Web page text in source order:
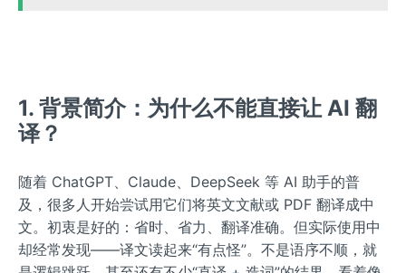
1. 背景简介：为什么不能直接让 AI 翻
译？
随着 ChatGPT、Claude、DeepSeek 等 AI 助手的普
及，很多人开始尝试用它们将英文文献或 PDF 翻译成中
文。初衷是好的：省时、省力、翻译准确。但实际使用中
却经常发现——译文读起来“有点怪”。不是语序不顺，就